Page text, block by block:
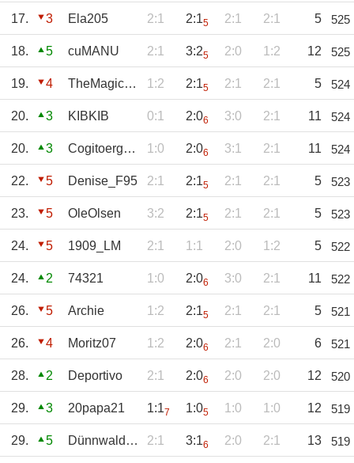
17. 3 Ela205 2:1 2:15 2:1 2:1 5 525
18. 5 cuMANU 2:1 3:25 2:0 1:2 12 525
19. 4 TheMagicEye 1:2 2:15 2:1 2:1 5 524
20. 3 KIBKIB 0:1 2:06 3:0 2:1 11 524
20. 3 Cogitoergosum 1:0 2:06 3:1 2:1 11 524
22. 5 Denise_F95 2:1 2:15 2:1 2:1 5 523
23. 5 OleOlsen 3:2 2:15 2:1 2:1 5 523
24. 5 1909_LM 2:1 1:1 2:0 1:2 5 522
24. 2 74321 1:0 2:06 3:0 2:1 11 522
26. 5 Archie 1:2 2:15 2:1 2:1 5 521
26. 4 Moritz07 1:2 2:06 2:1 2:0 6 521
28. 2 Deportivo 2:1 2:06 2:0 2:0 12 520
29. 3 20papa21 1:17 1:05 1:0 1:0 12 519
29. 5 Dünnwalder_SC 2:1 3:16 2:0 2:1 13 519